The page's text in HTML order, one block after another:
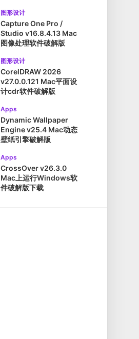
图形设计
Capture One Pro /
Studio v16.8.4.13 Mac
图像处理软件破解版
图形设计
CorelDRAW 2026
v27.0.0.121 Mac平面设
计cdr软件破解版
Apps
Dynamic Wallpaper
Engine v25.4 Mac动态
壁纸引擎破解版
Apps
CrossOver v26.3.0
Mac上运行Windows软
件破解版下载